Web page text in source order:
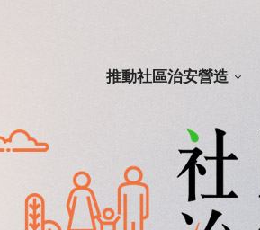
推動社區治安營造